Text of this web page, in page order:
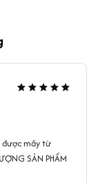
được mấy từ
SẢN PHẨM